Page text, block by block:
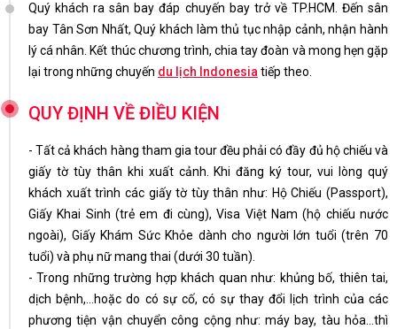
Quý khách ra sân bay đáp chuyến bay trở về TP.HCM. Đến sân
bay Tân Sơn Nhất, Quý khách làm thủ tục nhập cảnh, nhận hành
lý cá nhân. Kết thúc chương trình, chia tay đoàn và mong hẹn gặp
lại trong những chuyến du lịch Indonesiatiếp theo.
QUY ĐỊNH VỀ ĐIỀU KIỆN
- Tất cả khách hàng tham gia tour đều phải có đầy đủ hộ chiếu và
giấy tờ tùy thân khi xuất cảnh. Khi đăng ký tour, vui lòng quý
khách xuất trình các giấy tờ tùy thân như: Hộ Chiếu (Passport),
Giấy Khai Sinh (trẻ em đi cùng), Visa Việt Nam (hộ chiếu nước
ngoài), Giấy Khám Sức Khỏe dành cho người lớn tuổi (trên 70
tuổi) và phụ nữ mang thai (dưới 30 tuần).
- Trong những trường hợp khách quan như: khủng bố, thiên tai,
dịch bệnh,…hoặc do có sự cố, có sự thay đổi lịch trình của các
phương tiện vận chuyển công cộng như: máy bay, tàu hỏa…thì